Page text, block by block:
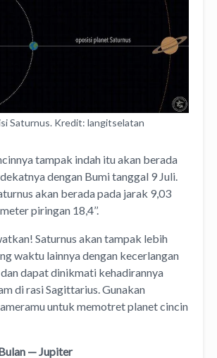
Saturnus. Kredit: langitselatan
tampak indah itu akan berada
dengan Bumi tanggal 9 Juli.
akan berada pada jarak 9,03
piringan 18,4’’.
Saturnus akan tampak lebih
waktu lainnya dengan kecerlangan
dapat dinikmati kehadirannya
di rasi Sagittarius. Gunakan
untuk memotret planet cincin
— Jupiter